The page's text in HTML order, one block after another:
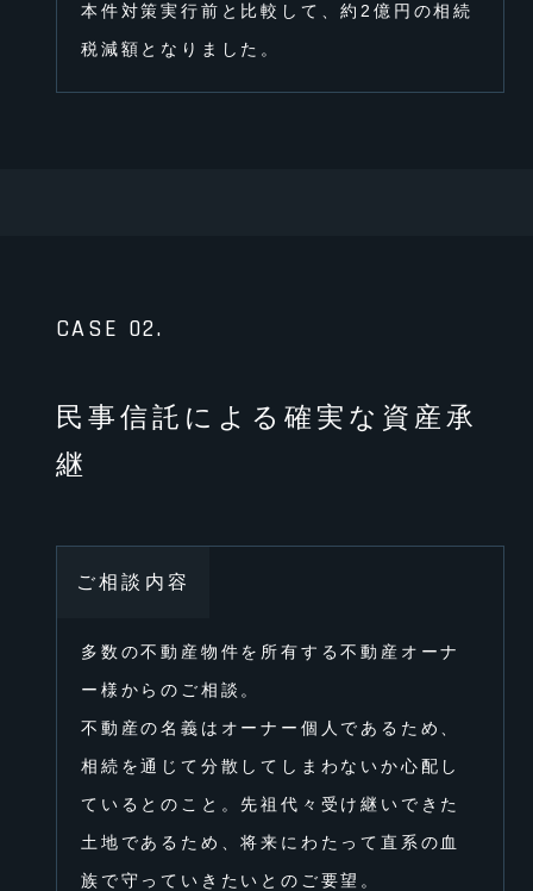
本件対策実⾏前と⽐較して、約2億円の相続
税減額となりました。
CASE 02.
⺠事信託による確実な資産承
継
ご相談内容
多数の不動産物件を所有する不動産オーナ
ー様からのご相談。
不動産の名義はオーナー個⼈であるため、
相続を通じて分散してしまわないか⼼配し
ているとのこと。先祖代々受け継いできた
⼟地であるため、将来にわたって直系の⾎
族で守っていきたいとのご要望。